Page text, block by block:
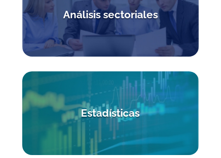
Análisis sectoriales
Estadísticas